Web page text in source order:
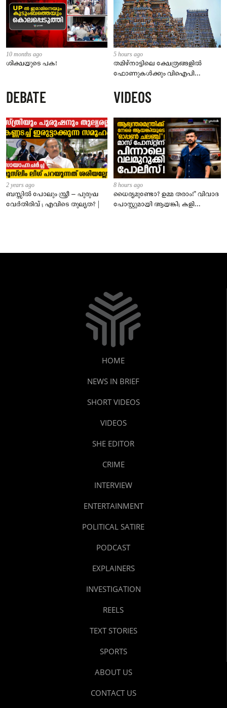
10 months ago
ശിക്ഷയുടെ പക!
5 hours ago
തമിഴ്‌നാട്ടിലെ ക്ഷേത്രങ്ങളിൽ
ഫോണുകൾക്കും വിഐപി
സെപ്റ്റംബർ 1 മുതൽ നിലവിൽ
വരും
DEBATE
2 years ago
ബസ്സിൽ പോലും സ്ത്രീ – പുരുഷ
വേർതിരിവ് ; എവിടെ തുല്യത? |
VIDEOS
8 hours ago
ധൈര്യമുണ്ടോ? ഉമ്മ തരാം!” വിവാദ
പോസ്റ്റുമായി ആയങ്കി; കളി
HOME
NEWS IN BRIEF
SHORT VIDEOS
VIDEOS
SHE EDITOR
CRIME
INTERVIEW
ENTERTAINMENT
POLITICAL SATIRE
PODCAST
EXPLAINERS
INVESTIGATION
REELS
TEXT STORIES
SPORTS
ABOUT US
CONTACT US